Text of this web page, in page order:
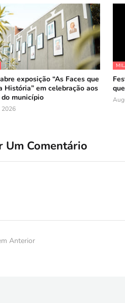
exposição “As Faces que
História” em celebração aos
do município
2026
Um Comentário
Anterior